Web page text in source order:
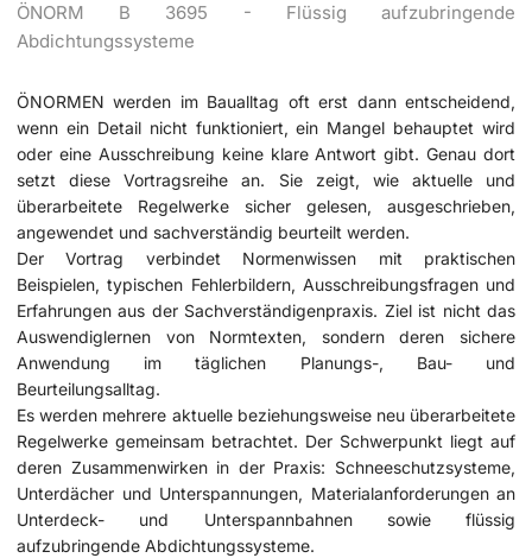
ÖNORM B 3695 - Flüssig aufzubringende
Abdichtungssysteme
ÖNORMEN werden im Baualltag oft erst dann entscheidend,
wenn ein Detail nicht funktioniert, ein Mangel behauptet wird
oder eine Ausschreibung keine klare Antwort gibt. Genau dort
setzt diese Vortragsreihe an. Sie zeigt, wie aktuelle und
überarbeitete Regelwerke sicher gelesen, ausgeschrieben,
angewendet und sachverständig beurteilt werden.
Der Vortrag verbindet Normenwissen mit praktischen
Beispielen, typischen Fehlerbildern, Ausschreibungsfragen und
Erfahrungen aus der Sachverständigenpraxis. Ziel ist nicht das
Auswendiglernen von Normtexten, sondern deren sichere
Anwendung im täglichen Planungs-, Bau- und
Beurteilungsalltag.
Es werden mehrere aktuelle beziehungsweise neu überarbeitete
Regelwerke gemeinsam betrachtet. Der Schwerpunkt liegt auf
deren Zusammenwirken in der Praxis: Schneeschutzsysteme,
Unterdächer und Unterspannungen, Materialanforderungen an
Unterdeck- und Unterspannbahnen sowie flüssig
aufzubringende Abdichtungssysteme.